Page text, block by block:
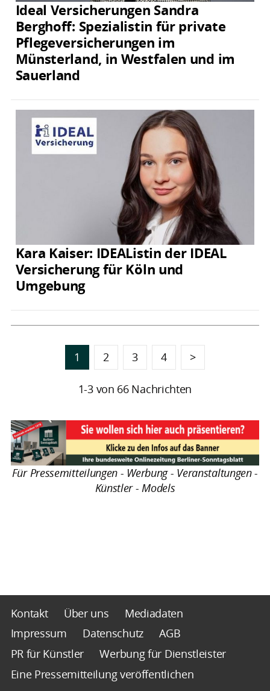
Ideal Versicherungen Sandra
Berghoff: Spezialistin für private
Pflegeversicherungen im
Münsterland, in Westfalen und im
Sauerland
Kara Kaiser: IDEAListin der IDEAL
Versicherung für Köln und
Umgebung
1 2 3 4 >
1-3 von 66 Nachrichten
Für Pressemitteilungen - Werbung - Veranstaltungen -
Künstler - Models
Kontakt Über uns
Mediadaten
Impressum
Datenschutz
AGB
PR für Künstler
Werbung für Dienstleister
Eine Pressemitteilung veröffentlichen